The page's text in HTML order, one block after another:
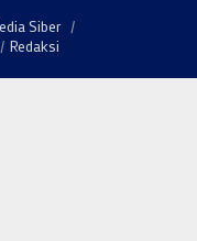
Siber
Redaksi